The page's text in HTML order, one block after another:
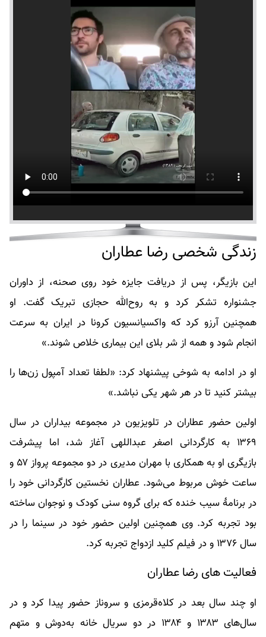
زندگی شخصی رضا عطاران
این بازیگر، پس از دریافت جایزه خود روی صحنه، از داوران
جشنواره تشکر کرد و به روح‌الله حجازی تبریک گفت. او
همچنین آرزو کرد که واکسیانسیون کرونا در ایران به سرعت
انجام شود و همه از شر بلای این بیماری خلاص شوند.»
او در ادامه به شوخی پیشنهاد کرد: «لطفا تعداد آمپول زن‌ها را
بیشتر کنید تا در هر شهر یکی نباشد.»
اولین حضور عطاران در تلویزیون در مجموعه بیداران در سال
۱۳۶۹ به کارگردانی اصغر عبداللهی آغاز شد، اما پیشرفت
بازیگری او به همکاری با مهران مدیری در دو مجموعه پرواز ۵۷ و
ساعت خوش مربوط می‌شود. عطاران نخستین کارگردانی خود را
در برنامهٔ سیب خنده که برای گروه سنی کودک و نوجوان ساخته
بود تجربه کرد. وی همچنین اولین حضور خود در سینما را در
سال ۱۳۷۶ و در فیلم کلید ازدواج تجربه کرد.
فعالیت های رضا عطاران
او چند سال بعد در کلاه‌قرمزی و سروناز حضور پیدا کرد و در
سال‌های ۱۳۸۳ و ۱۳۸۴ در دو سریال خانه به‌دوش و متهم